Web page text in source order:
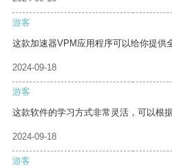
游客
这款加速器VPM应用程序可以给你提供
2024-09-18
游客
这款软件的学习方式非常灵活，可以根
2024-09-18
游客